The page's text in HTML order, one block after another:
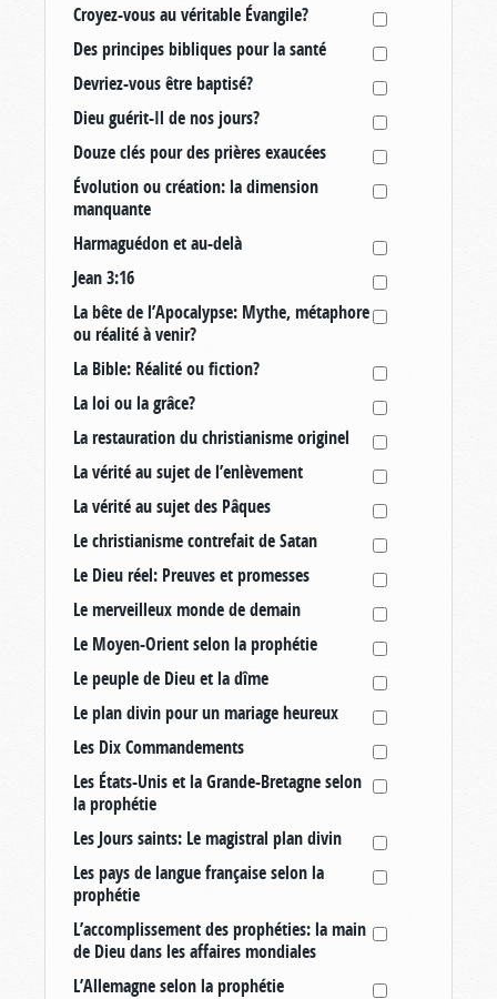
Croyez-vous au véritable Évangile?
Des principes bibliques pour la santé
Devriez-vous être baptisé?
Dieu guérit-Il de nos jours?
Douze clés pour des prières exaucées
Évolution ou création: la dimension
manquante
Harmaguédon et au-delà
Jean 3:16
La bête de l’Apocalypse: Mythe, métaphore
ou réalité à venir?
La Bible: Réalité ou fiction?
La loi ou la grâce?
La restauration du christianisme originel
La vérité au sujet de l’enlèvement
La vérité au sujet des Pâques
Le christianisme contrefait de Satan
Le Dieu réel: Preuves et promesses
Le merveilleux monde de demain
Le Moyen-Orient selon la prophétie
Le peuple de Dieu et la dîme
Le plan divin pour un mariage heureux
Les Dix Commandements
Les États-Unis et la Grande-Bretagne selon
la prophétie
Les Jours saints: Le magistral plan divin
Les pays de langue française selon la
prophétie
L’accomplissement des prophéties: la main
de Dieu dans les affaires mondiales
L’Allemagne selon la prophétie